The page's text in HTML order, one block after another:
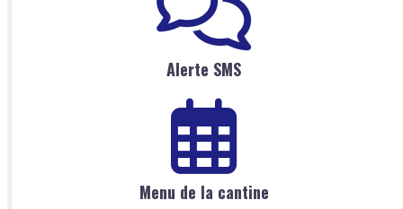
Alerte SMS
Menu de la cantine